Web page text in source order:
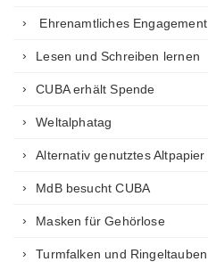
Ehrenamtliches Engagement
Lesen und Schreiben lernen
CUBA erhält Spende
Weltalphatag
Alternativ genutztes Altpapier
MdB besucht CUBA
Masken für Gehörlose
Turmfalken und Ringeltauben